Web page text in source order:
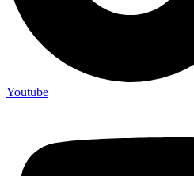
Youtube